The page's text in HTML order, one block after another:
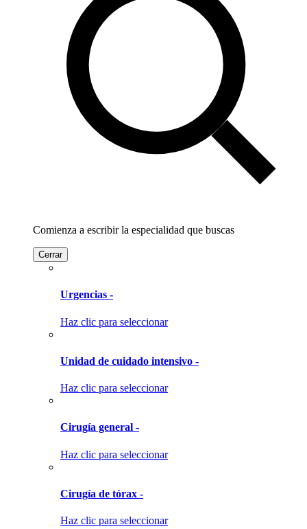
Comienza a escribir la especialidad que buscas
Cerrar
Urgencias -
Haz clic para seleccionar
Unidad de cuidado intensivo -
Haz clic para seleccionar
Cirugía general -
Haz clic para seleccionar
Cirugía de tórax -
Haz clic para seleccionar